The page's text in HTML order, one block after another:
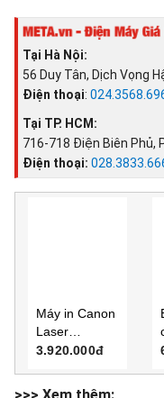
Tại Hà Nội:
56 Duy Tân, Dịch Vọng
Điện thoại:
Tại TP. HCM:
716-718 Điện Biên Phủ,
Điện thoại:
Máy in Canon
Laser
LBP6030w
3.920.000đ